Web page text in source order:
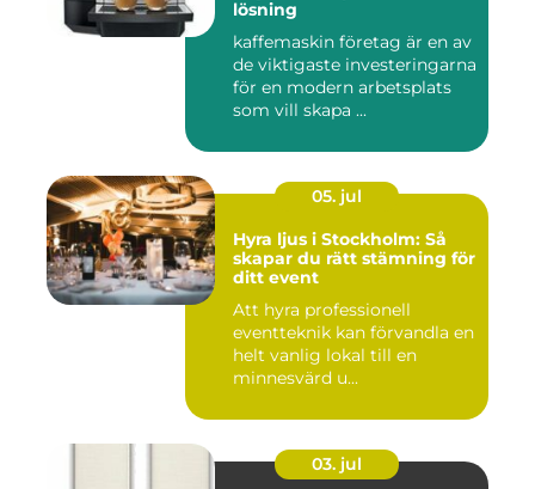
lösning
kaffemaskin företag är en av
de viktigaste investeringarna
för en modern arbetsplats
som vill skapa ...
05. jul
Hyra ljus i Stockholm: Så
skapar du rätt stämning för
ditt event
Att hyra professionell
eventteknik kan förvandla en
helt vanlig lokal till en
minnesvärd u...
03. jul